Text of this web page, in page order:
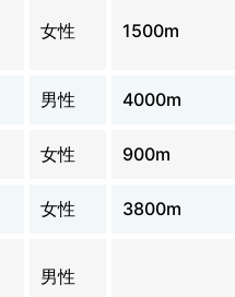
女性 1500m
男性 4000m
女性 900m
女性 3800m
男性